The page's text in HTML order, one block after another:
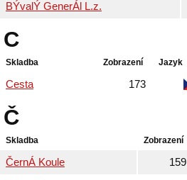
BÝvalÝ GenerÁl L.z.
C
Skladba Zobrazení Jazyk
Cesta 173
Č
Skladba Zobrazení
ČernÁ Koule 159